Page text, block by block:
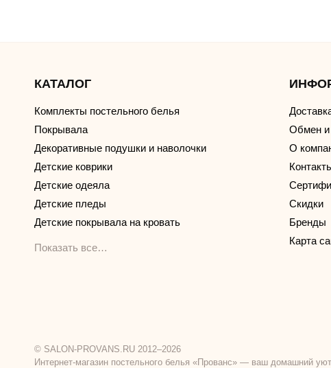
КАТАЛОГ
Комплекты постельного белья
Покрывала
Декоративные подушки и наволочки
Детские коврики
Детские одеяла
Детские пледы
Детские покрывала на кровать
Показать все…
Обмен и
О
Скидки
Бренды
Карта
© SALON-PROVANS.RU 2012–2026
Интернет-магазин постельного белья «Прованс» — ваш домашний